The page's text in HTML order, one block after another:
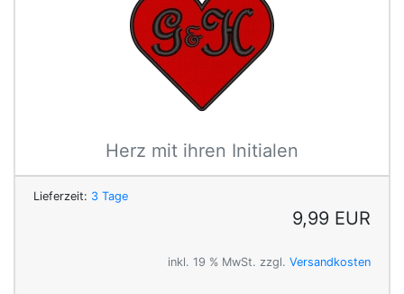
Herz mit ihren Initialen
Lieferzeit: 3 Tage
9,99 EUR
inkl. 19 % MwSt. zzgl. Versandkosten